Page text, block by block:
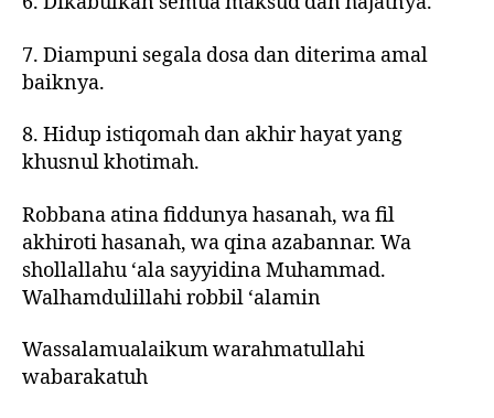
7. Diampuni segala dosa dan diterima amal
baiknya.
8. Hidup istiqomah dan akhir hayat yang
khusnul khotimah.
Robbana atina fiddunya hasanah, wa fil
akhiroti hasanah, wa qina azabannar. Wa
shollallahu ‘ala sayyidina Muhammad.
Walhamdulillahi robbil ‘alamin
Wassalamualaikum warahmatullahi
wabarakatuh